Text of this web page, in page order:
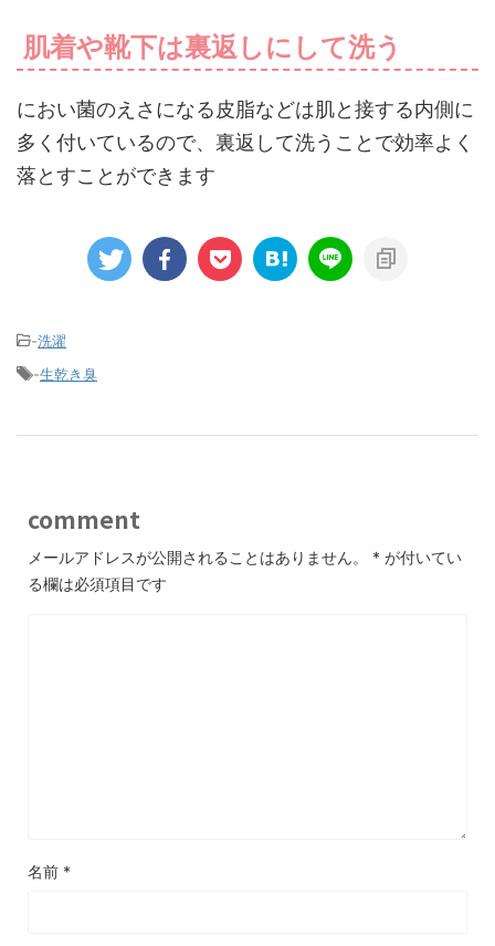
肌着や靴下は裏返しにして洗う
におい菌のえさになる皮脂などは肌と接する内側に
多く付いているので、裏返して洗うことで効率よく
落とすことができます
-洗濯
-生乾き臭
comment
メールアドレスが公開されることはありません。 * が付いてい
る欄は必須項目です
名前 *